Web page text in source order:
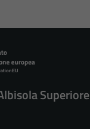
Superiore